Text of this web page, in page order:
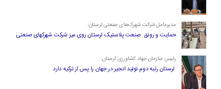
مدیرعامل شرکت شهرک‌های صنعتی لرستان:
حمایت و رونق صنعت پلاستیک لرستان روی میز شرکت شهرکهای صنعتی
رئیس سازمان جهاد کشاورزی لرستان:
لرستان رتبه دوم تولید انجیر در جهان را پس از ترکیه دارد